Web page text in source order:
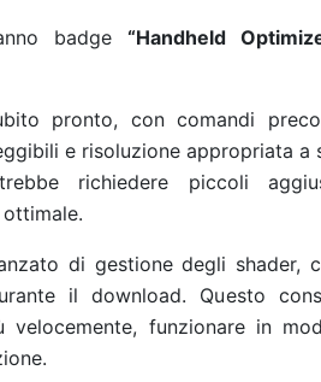
badge “Handheld
pronto, con comandi
e risoluzione appropriata a
richiedere piccoli
di gestione degli shader,
il download. Questo
funzionare in